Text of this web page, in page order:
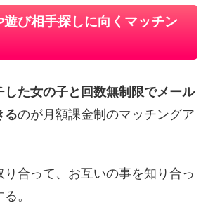
遊び相手探しに向くマッチン
した女の子と回数無制限でメール
るのが月額課金制のマッチングア
り合って、お互いの事を知り合っ
。